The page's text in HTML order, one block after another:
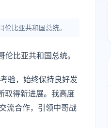
比亚共和国总统。
比亚共和国总统。
验，始终保持良好发
取得新进展。我高度
流合作，引领中哥战